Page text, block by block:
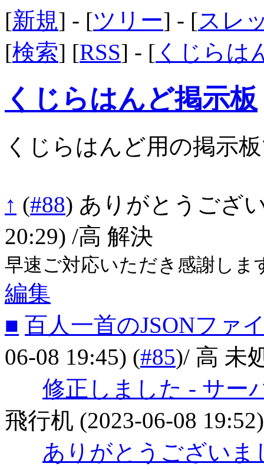
[新規] - [ツリー] - [スレ
[検索] [RSS] - [ くじらは
くじらはんど掲示板
くじらはんど用の掲示
↑ (#88) ありがとうござ
20:29) /高 解決
早速ご対応いただき感謝しま
編集
■ 百人一首のJSONファ
06-08 19:45) (#85)/ 高 未
修正しました - サー
飛行机 (2023-06-08 19:52)
ありがとうございま